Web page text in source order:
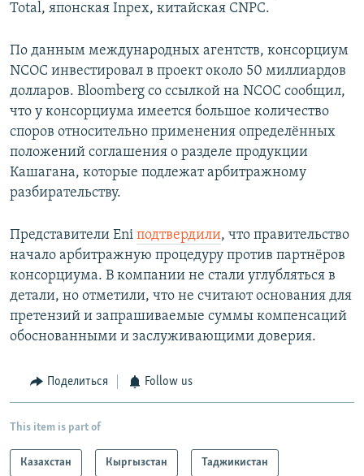
Total, японская Inpex, китайская CNPC.
По данным международных агентств, консорциум
NCOC инвестировал в проект около 50 миллиардов
долларов. Bloomberg со ссылкой на NCOC сообщил,
что у консорциума имеется большое количество
споров относительно применения определённых
положений соглашения о разделе продукции
Кашагана, которые подлежат арбитражному
разбирательству.
Представители Eni подтвердили, что правительство
начало арбитражную процедуру против партнёров
консорциума. В компании не стали углубляться в
детали, но отметили, что не считают основания для
претензий и запрашиваемые суммы компенсаций
обоснованными и заслуживающими доверия.
Поделиться Follow us
This item is part of
Казахстан Кыргызстан Таджикистан